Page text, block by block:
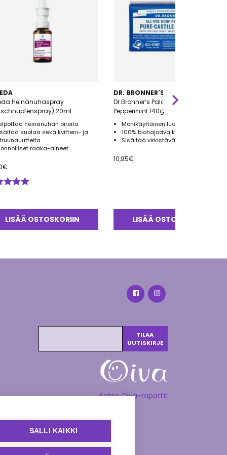
Heinänuhaspray
20ml
heinänuhan oireita
suolaa sekä kvitteni- ja
raaka-aineet
€
/ 5
LISÄÄ OSTOSKORIIN
DR. BRONNER'S
Dr.Bronner’s Palasaippua
Peppermint 140g
Monikäyttöinen luomu palasaippua
100% biohajoava kääre
Sisältää virkistävää piparminttua
10,95€
LISÄÄ OSTOSKORIIN
Katso Oiva-raportti
SALLI KAIKKI